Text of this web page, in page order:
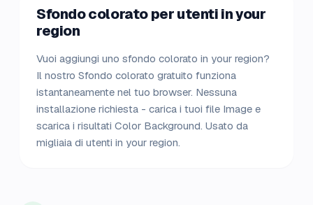
Sfondo colorato per utenti in your
region
Vuoi aggiungi uno sfondo colorato in your region?
Il nostro Sfondo colorato gratuito funziona
istantaneamente nel tuo browser. Nessuna
installazione richiesta - carica i tuoi file Image e
scarica i risultati Color Background. Usato da
migliaia di utenti in your region.